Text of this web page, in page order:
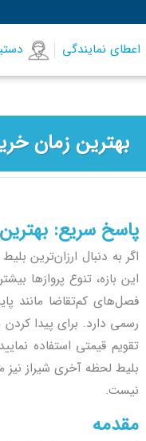
اعطای نمایندگی
بهترین زمان
پاسخ سریع:
این بازه، تنوع پروازها
فصل‌های کم‌تقاضا مانند
رسمی دارد. برای پیدا
تقویم قیمتی استفاده
بلیط لحظه آخری شیراز
نیست.
مقدمه